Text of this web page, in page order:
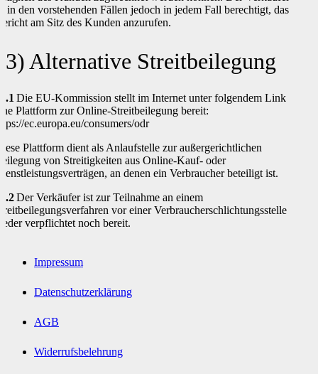
in den vorstehenden Fällen jedoch in jedem Fall berechtigt, das
am Sitz des Kunden anzurufen.
Alternative Streitbeilegung
Die EU-Kommission stellt im Internet unter folgendem Link
Plattform zur Online-Streitbeilegung bereit:
ec.europa.eu/consumers/odr
Plattform dient als Anlaufstelle zur außergerichtlichen
von Streitigkeiten aus Online-Kauf- oder
an denen ein Verbraucher beteiligt ist.
Der Verkäufer ist zur Teilnahme an einem
vor einer Verbraucherschlichtungsstelle
verpflichtet noch bereit.
Impressum
Datenschutzerklärung
AGB
Widerrufsbelehrung